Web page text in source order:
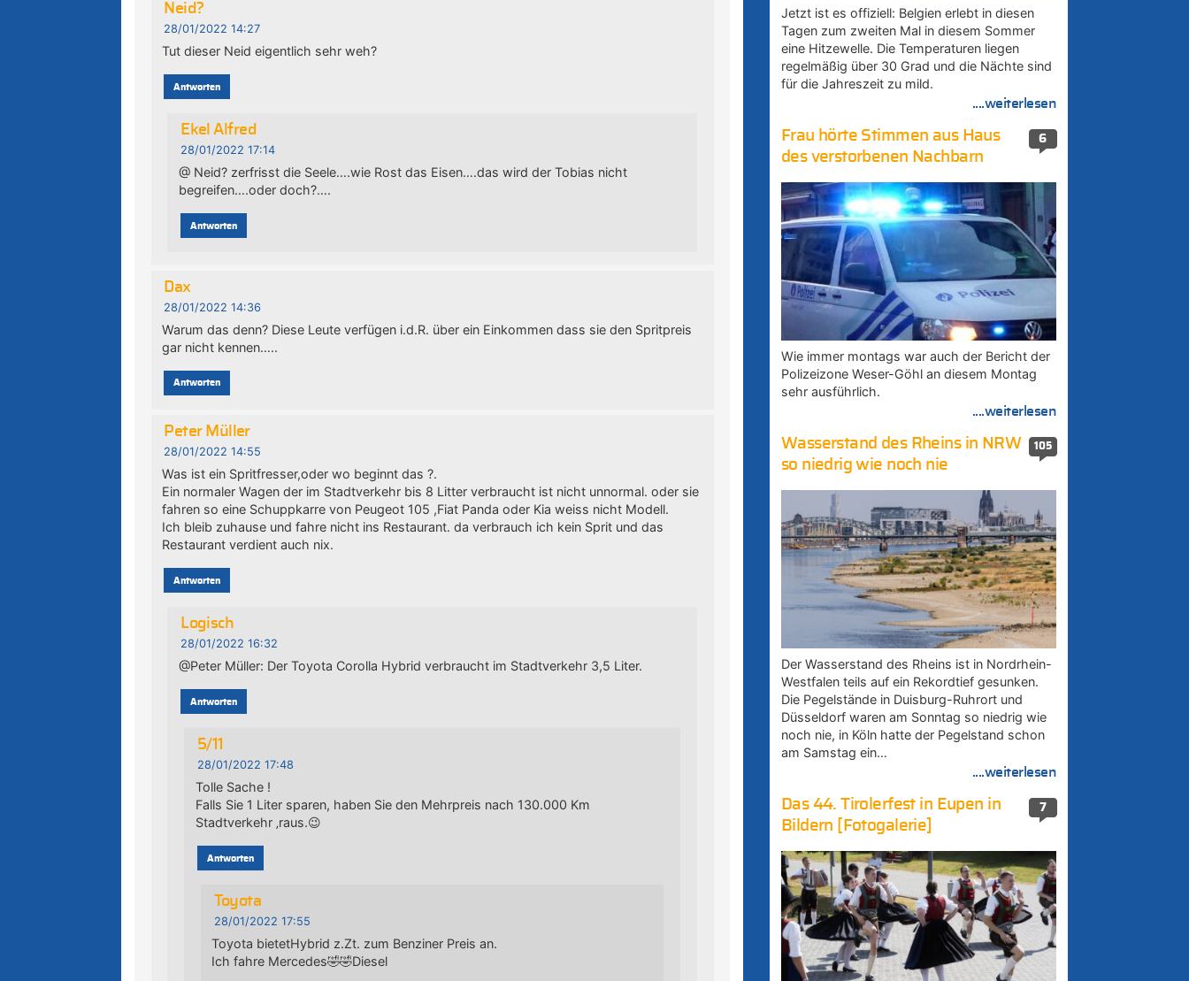
Neid?
28/01/2022 14:27
Tut dieser Neid eigentlich sehr weh?
Antworten
Ekel Alfred
28/01/2022 17:14
@ Neid? zerfrisst die Seele….wie Rost das Eisen….das wird der Tobias nicht
begreifen….oder doch?….
Antworten
Dax
28/01/2022 14:36
Warum das denn? Diese Leute verfügen i.d.R. über ein Einkommen dass sie den Spritpreis
gar nicht kennen…..
Antworten
Peter Müller
28/01/2022 14:55
Was ist ein Spritfresser,oder wo beginnt das ?.
Ein normaler Wagen der im Stadtverkehr bis 8 Litter verbraucht ist nicht unnormal. oder sie
fahren so eine Schuppkarre von Peugeot 105 ,Fiat Panda oder Kia weiss nicht Modell.
Ich bleib zuhause und fahre nicht ins Restaurant. da verbrauch ich kein Sprit und das
Restaurant verdient auch nix.
Antworten
Logisch
28/01/2022 16:32
@Peter Müller: Der Toyota Corolla Hybrid verbraucht im Stadtverkehr 3,5 Liter.
Antworten
5/11
28/01/2022 17:48
Tolle Sache !
Falls Sie 1 Liter sparen, haben Sie den Mehrpreis nach 130.000 Km
Stadtverkehr ‚raus.😉
Antworten
Toyota
28/01/2022 17:55
Toyota bietetHybrid z.Zt. zum Benziner Preis an.
Ich fahre Mercedes🤣🤣Diesel
Jetzt ist es offiziell: Belgien erlebt in diesen
Tagen zum zweiten Mal in diesem Sommer
eine Hitzewelle. Die Temperaturen liegen
regelmäßig über 30 Grad und die Nächte sind
für die Jahreszeit zu mild.
....weiterlesen
6
Frau hörte Stimmen aus Haus
des verstorbenen Nachbarn
Wie immer montags war auch der Bericht der
Polizeizone Weser-Göhl an diesem Montag
sehr ausführlich.
....weiterlesen
105
Wasserstand des Rheins in NRW
so niedrig wie noch nie
Der Wasserstand des Rheins ist in Nordrhein-
Westfalen teils auf ein Rekordtief gesunken.
Die Pegelstände in Duisburg-Ruhrort und
Düsseldorf waren am Sonntag so niedrig wie
noch nie, in Köln hatte der Pegelstand schon
am Samstag ein…
....weiterlesen
7
Das 44. Tirolerfest in Eupen in
Bildern [Fotogalerie]